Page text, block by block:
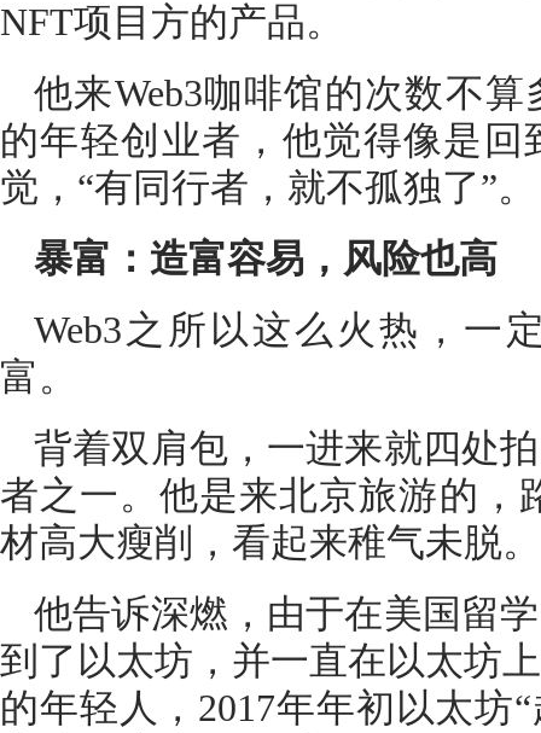
NFT项目方的产品。
他来Web3咖啡馆的次数不
的年轻创业者，他觉得像是
觉，“有同行者，就不孤独了”。
暴富：造富容易，风险也高
Web3之所以这么火热，一
富。
背着双肩包，一进来就四处
者之一。他是来北京旅游的，
材高大瘦削，看起来稚气未脱。
他告诉深燃，由于在美国留
到了以太坊，并一直在以太坊
的年轻人，2017年年初以太坊